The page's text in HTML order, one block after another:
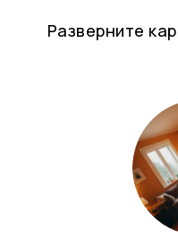
Разверните